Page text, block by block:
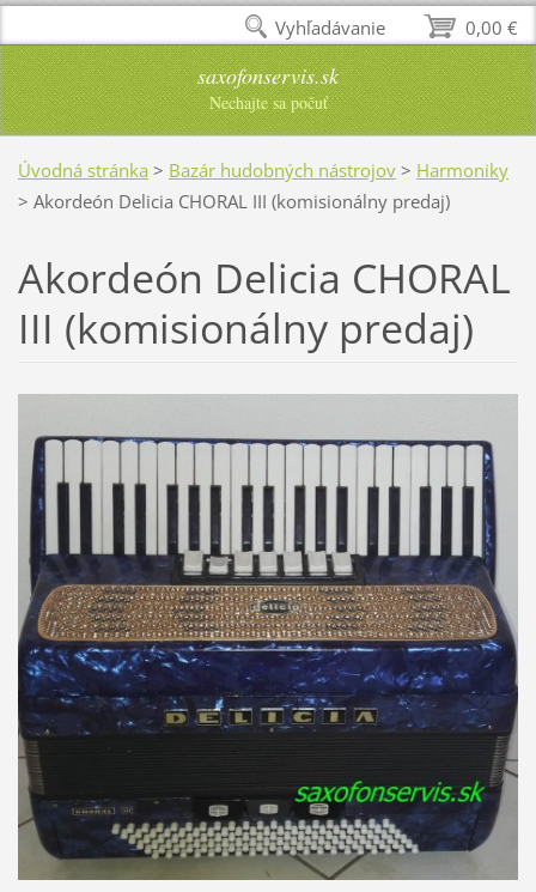
saxofonservis.sk
Nechajte sa počuť
Úvodná stránka > Bazár hudobných nástrojov > Harmoniky
> Akordeón Delicia CHORAL III (komisionálny predaj)
Akordeón Delicia CHORAL
III (komisionálny predaj)
0,00 €
Vyhľadávanie